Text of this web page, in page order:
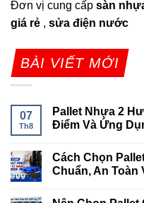
Đơn vị cung cấp sàn
giá rẻ , sửa điện nước
BÀI VIẾT MỚI
07
Th8
Pallet Nhựa 2
Điểm Và Ứng
Cách Chọn
Chuẩn, An Toàn